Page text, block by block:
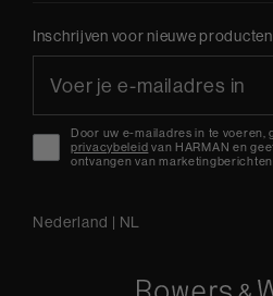
Inschrijven voor nieuwe
Door uw e-mailadres in te voeren,
privacybeleid van HARMAN en
ontvangen van
Nederland | NL